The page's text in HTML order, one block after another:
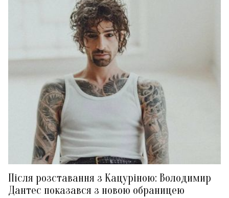
Після розставання з Кацуріною: Володимир
Дантес показався з новою обраницею